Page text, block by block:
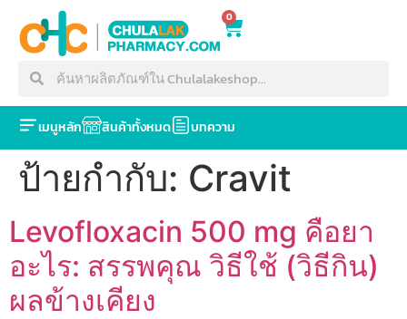
0
เมนูหลัก สินค้าทั้งหมด บทความ
ป้ายกำกับ: Cravit
Levofloxacin 500 mg คือยา
อะไร: สรรพคุณ วิธีใช้ (วิธีกิน)
ผลข้างเคียง